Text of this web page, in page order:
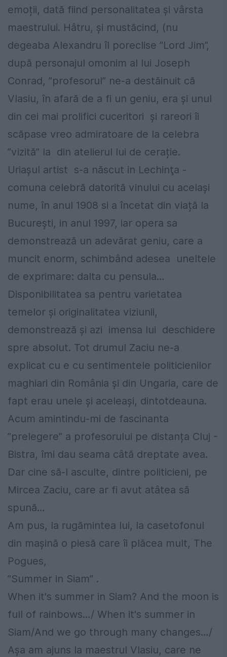
emoții, dată fiind personalitatea și vârsta
maestrului. Hâtru, și mustăcind, (nu
degeaba Alexandru îl poreclise ”Lord Jim”,
după personajul omonim al lui Joseph
Conrad, ”profesorul” ne-a destăinuit că
Vlasiu, în afară de a fi un geniu, era și unul
din cei mai prolifici cuceritori și rareori îi
scăpase vreo admiratoare de la celebra
”vizită” la din atelierul lui de cerație.
Uriașul artist s-a născut in Lechinţa -
comuna celebră datorită vinului cu același
nume, în anul 1908 si a încetat din viață la
Bucureşti, in anul 1997, iar opera sa
demonstrează un adevărat geniu, care a
muncit enorm, schimbând adesea uneltele
de exprimare: dalta cu pensula…
Disponibilitatea sa pentru varietatea
temelor şi originalitatea viziunii,
demonstrează și azi imensa lui deschidere
spre absolut. Tot drumul Zaciu ne-a
explicat cu e cu sentimentele politicienilor
maghiari din România și din Ungaria, care de
fapt erau unele și aceleași, dintotdeauna.
Acum amintindu-mi de fascinanta
”prelegere” a profesorului pe distanța Cluj -
Bistra, îmi dau seama câtă dreptate avea.
Dar cine să-l asculte, dintre politicieni, pe
Mircea Zaciu, care ar fi avut atâtea să
spună…
Am pus, la rugămintea lui, la casetofonul
din mașină o piesă care îi plăcea mult, The
Pogues,
”Summer in Siam” .
When it's summer in Siam? And the moon is
full of rainbows…/ When it's summer in
Siam/And we go through many changes…/
Așa am ajuns la maestrul Vlasiu, care ne